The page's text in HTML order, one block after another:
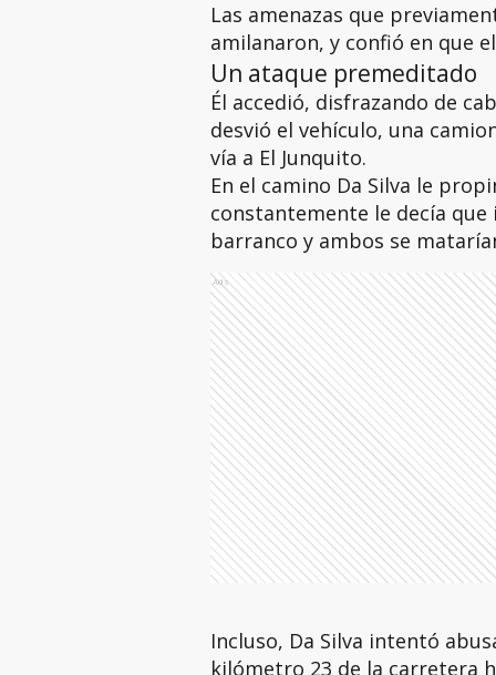
Las amenazas que
amilanaron, y confió en que
Un ataque premeditado
Él accedió, disfrazando de
desvió el vehículo, una
vía a El Junquito.
En el camino Da Silva le
constantemente le decía
barranco y ambos se
Ads
Incluso, Da Silva intentó
kilómetro 23 de la carretera